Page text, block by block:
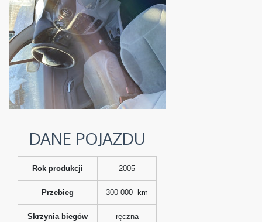
DANE POJAZDU
Rok produkcji 2005
Przebieg 300 000 km
Skrzynia biegów ręczna